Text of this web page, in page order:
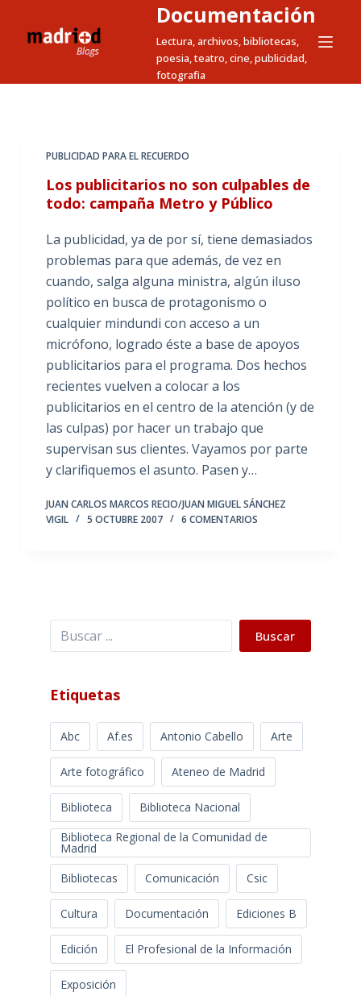
t
Documentación
Lectura, archivos, bibliotecas,
poesia, teatro, cine, publicidad,
fotografia
PUBLICIDAD PARA EL RECUERDO
Los publicitarios no son culpables de
todo: campaña Metro y Público
La publicidad, ya de por sí, tiene demasiados
problemas para que además, de vez en
cuando, salga alguna ministra, algún iluso
político en busca de protagonismo o
cualquier mindundi con acceso a un
micrófono, logrado éste a base de apoyos
publicitarios para el programa. Dos hechos
recientes vuelven a colocar a los
publicitarios en el centro de la atención (y de
las culpas) por hacer un trabajo que
supervisan sus clientes. Vayamos por parte
y clarifiquemos el asunto. Pasen y…
JUAN CARLOS MARCOS RECIO/JUAN MIGUEL SÁNCHEZ
VIGIL
5 OCTUBRE 2007 6 COMENTARIOS
Buscar Buscar
Etiquetas
Abc Af.es Antonio Cabello Arte
Arte fotográfico Ateneo de Madrid
Biblioteca
Biblioteca Nacional
Biblioteca Regional de la Comunidad de
Madrid
Bibliotecas
Comunicación Csic
Cultura Documentación Ediciones B
Edición El Profesional de la Información
Exposición